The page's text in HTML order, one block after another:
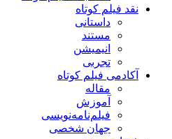
نقد فیلم کوتاه
داستانی
مستند
انیمیشن
تجربی
آکادمی فیلم کوتاه
مقاله
آموزش
فیلم‌نامه‌نویسی
جهان شخصی